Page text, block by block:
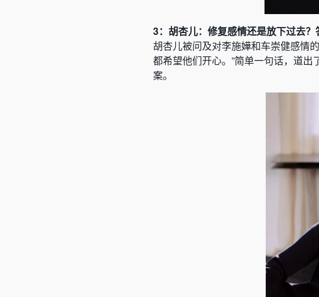
3：胡杏儿：修复感情还是放下过去？
胡杏儿被问及对李施嬅和车崇健感情
都希望他们开心。”简单一句话，道
案。